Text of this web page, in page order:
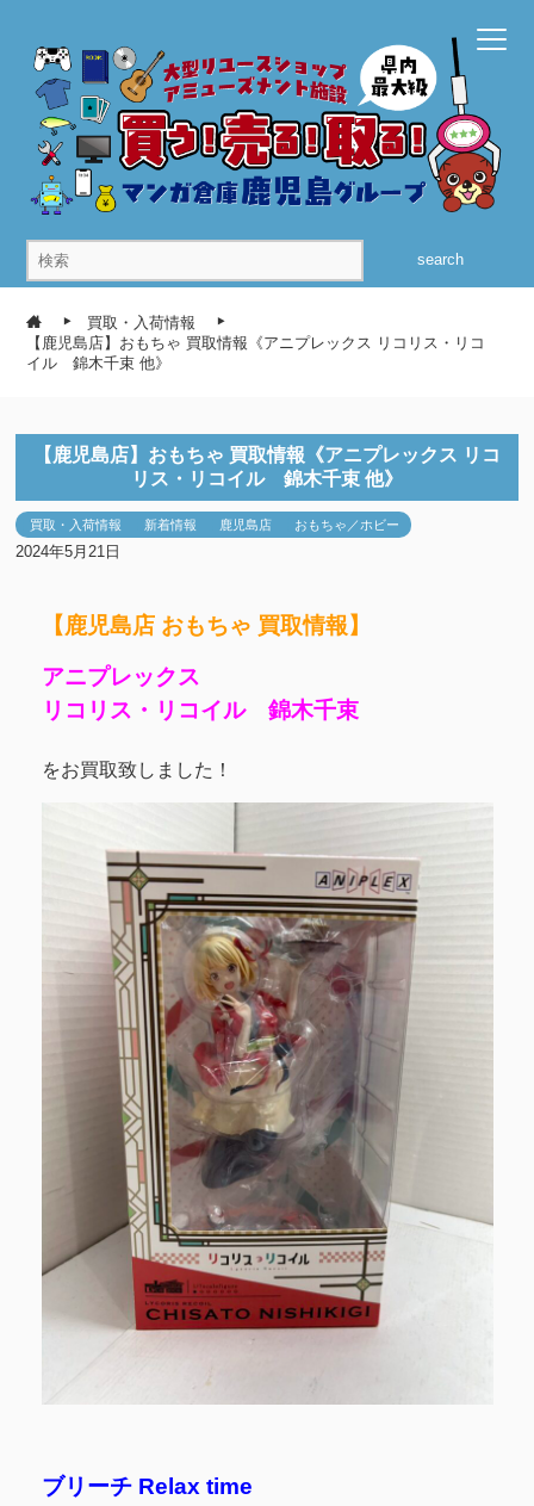
search
買取・入荷情報
【鹿児島店】おもちゃ 買取情報《アニプレックス リコリス・リコ
イル 錦木千束 他》
【鹿児島店】おもちゃ 買取情報《アニプレックス リコ
リス・リコイル 錦木千束 他》
買取・入荷情報 新着情報 鹿児島店 おもちゃ／ホビー
2024年5月21日
【鹿児島店 おもちゃ 買取情報】
アニプレックス
リコリス・リコイル 錦木千束
をお買取致しました！
ブリーチ Relax time